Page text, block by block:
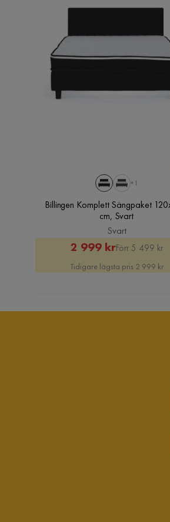
+1
Billingen Komplett Sängpaket
cm, Svart
Svart
Rabatterat
Pris
2 999 krOriginal
Pris
Förr 5 499 kr
Tidigare lägsta pris 2 999 kr